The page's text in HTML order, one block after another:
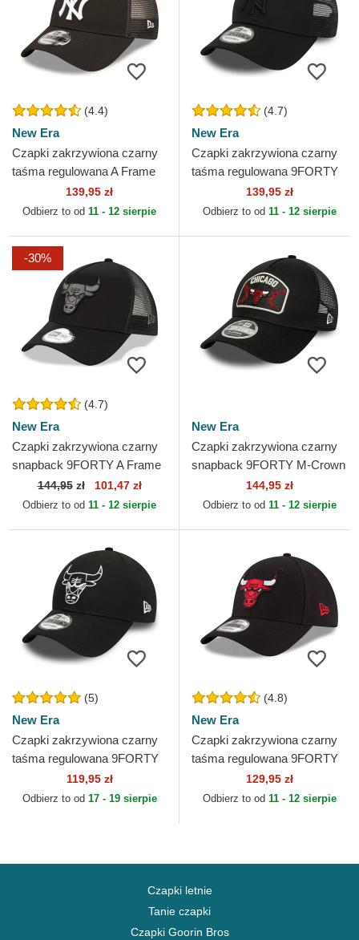
(4.4)
New Era
Czapki zakrzywiona czarny
taśma regulowana A Frame
Home Field New York
Yankees MLB New Era
139,95 zł
Odbierz to od 11 - 12 sierpie
(4.7)
New Era
Czapki zakrzywiona czarny
taśma regulowana 9FORTY
Home Field New York
Yankees MLB New Era
139,95 zł
Odbierz to od 11 - 12 sierpie
-30%
(4.7)
New Era
Czapki zakrzywiona czarny
snapback 9FORTY A Frame
Tonal Chicago Bulls NBA
New Era
144,95zł 101,47 zł
Odbierz to od 11 - 12 sierpie
New Era
Czapki zakrzywiona czarny
snapback 9FORTY M-Crown
A Frame Chicago Bulls NBA
New Era
144,95 zł
Odbierz to od 11 - 12 sierpie
(5)
New Era
Czapki zakrzywiona czarny
taśma regulowana 9FORTY
League Essential Chicago
Bulls NBA New Era
119,95 zł
Odbierz to od 17 - 19 sierpie
(4.8)
New Era
Czapki zakrzywiona czarny
taśma regulowana 9FORTY
The League Chicago Bulls
NBA New Era
129,95 zł
Odbierz to od 11 - 12 sierpie
Czapki letnie
Tanie czapki
Czapki Goorin Bros